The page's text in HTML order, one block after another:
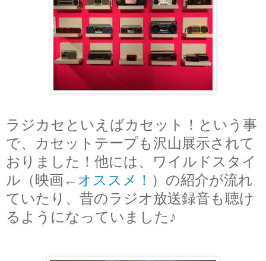
ラジカセといえばカセット！ という事
で、
カセットテープも沢山展示されて
おりました！他には、ワイルドスタイ
ル（映画← オススメ！ ）の紹介が流れ
ていたり、昔のラジオ放送録音も聴け
るようになっていました♪